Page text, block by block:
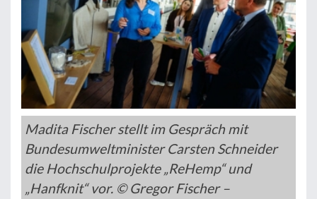
Madita Fischer stellt im Gespräch mit
Bundesumweltminister Carsten Schneider
die Hochschulprojekte „ReHemp“ und
„Hanfknit“ vor. © Gregor Fischer –